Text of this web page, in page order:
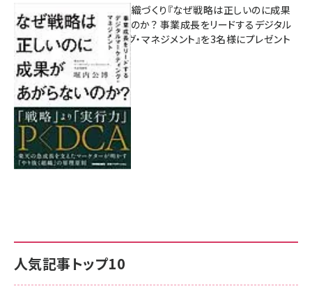
人気記事トップ10
成果を生む組織づくり『なぜ戦略は正しいのに成果
があがらないのか？ 事業成長をリードするデジタル
マーケティング・マネジメント』を3名様にプレゼント
8月7日 10:00